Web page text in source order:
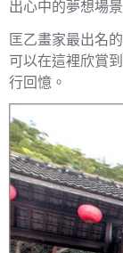
出心中的夢想場
匡乙畫家最出名
可以在這裡欣賞
行回憶。